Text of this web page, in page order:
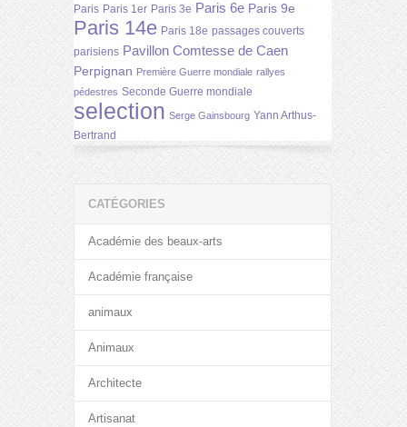
Paris Paris 1er Paris 3e Paris 6e Paris 9e
Paris 14e Paris 18e passages couverts
parisiens Pavillon Comtesse de Caen
Perpignan Première Guerre mondiale rallyes
pédestres Seconde Guerre mondiale
selection Serge Gainsbourg Yann Arthus-
Bertrand
CATÉGORIES
Académie des beaux-arts
Académie française
animaux
Animaux
Architecte
Artisanat